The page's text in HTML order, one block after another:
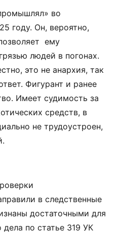
во
году. Он, вероятно,
ему
людей в погонах.
это не анархия, так
Фигурант и ранее
Имеет судимость за
средств, в
не трудоустроен,
в следственные
достаточными для
дела по статье 319 УК